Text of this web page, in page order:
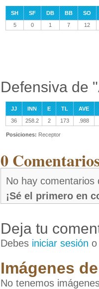
SH SF DB BB
SO
5
0 1 7 12
Defensiva de
JJ INN E TL
AVE
36
258.2 2 173 .988
Posiciones: Receptor
0
No hay comentarios
¡Sé el primero en
Deja tu
Debes iniciar sesión
Imágenes
No tenemos